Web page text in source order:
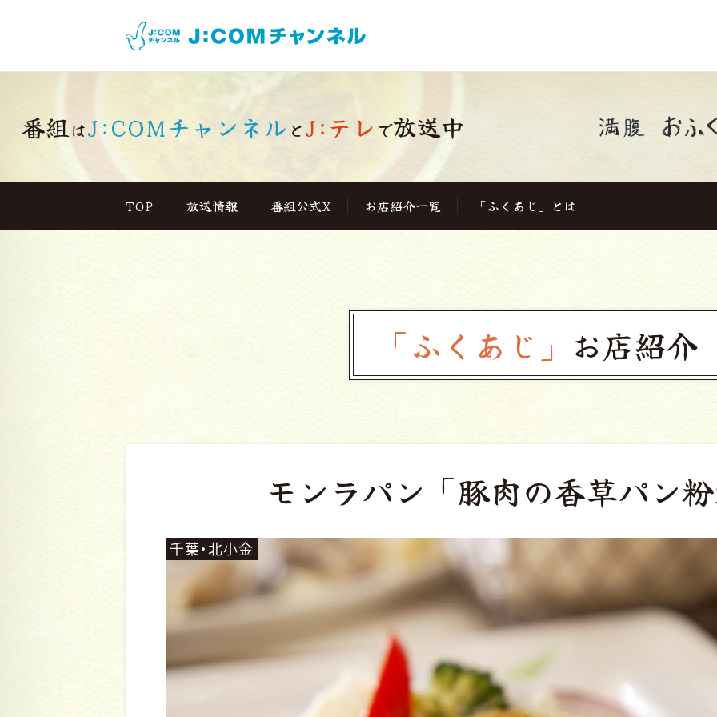
番組はJ:COMチャンネル とJ:テレ で放送中
TOP 放送情報 番組公式X お店紹介一覧 「ふくあじ」とは
「ふくあじ」 お店紹介
モンラパン 「豚肉の香草パン
千葉・北小金